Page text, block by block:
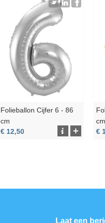
Folieballon Cijfer 6 - 86
cm
€ 12,50
cm
€
Laat een